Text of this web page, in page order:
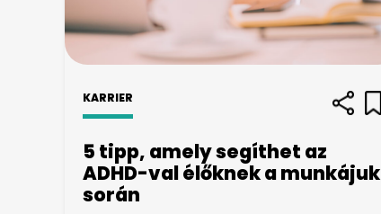
KARRIER
5 tipp, amely segíthet az
ADHD-val élőknek a munkájuk
során